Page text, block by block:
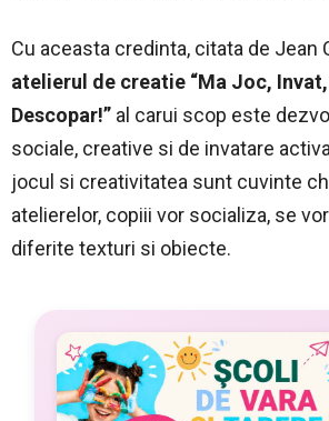
Cu aceasta credinta, citata de Jean
atelierul de creatie “Ma Joc,
Descopar!” al carui scop este
sociale, creative si de invatare
jocul si creativitatea sunt cuvinte
atelierelor, copiii vor socializa, se
diferite texturi si obiecte.